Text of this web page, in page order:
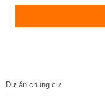
Dự án chung cư